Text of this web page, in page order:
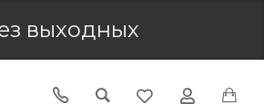
выходных